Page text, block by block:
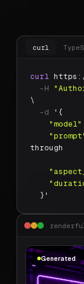
curl
curl
-H
\
-d '{
"model"
through
  }'
Generated